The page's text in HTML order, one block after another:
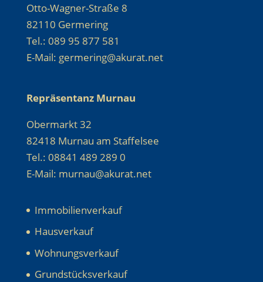
Otto-Wagner-Straße 8
82110 Germering
Tel.: 089 95 877 581
E-Mail: germering@akurat.net
Repräsentanz Murnau
Obermarkt 32
82418 Murnau am Staffelsee
Tel.: 08841 489 289 0
E-Mail: murnau@akurat.net
Immobilienverkauf
Hausverkauf
Wohnungsverkauf
Grundstücksverkauf